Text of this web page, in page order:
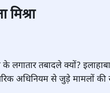
मिश्रा
लगातार तबादले क्यों?
अधिनियम से जुड़े मामलों